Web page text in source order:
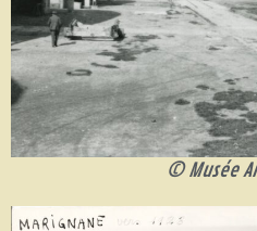
© Musée